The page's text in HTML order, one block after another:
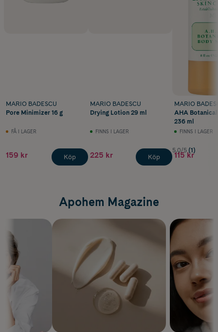
MARIO BADESCU
Pore Minimizer 16 g
FÅ I LAGER
159 kr Köp
MARIO BADESCU
Drying Lotion 29 ml
FINNS I LAGER
225 kr Köp
MARIO
AHA Botanical
236 ml
FINNS I LAGER
5.0/5 (1)
115 kr
Apohem Magazine